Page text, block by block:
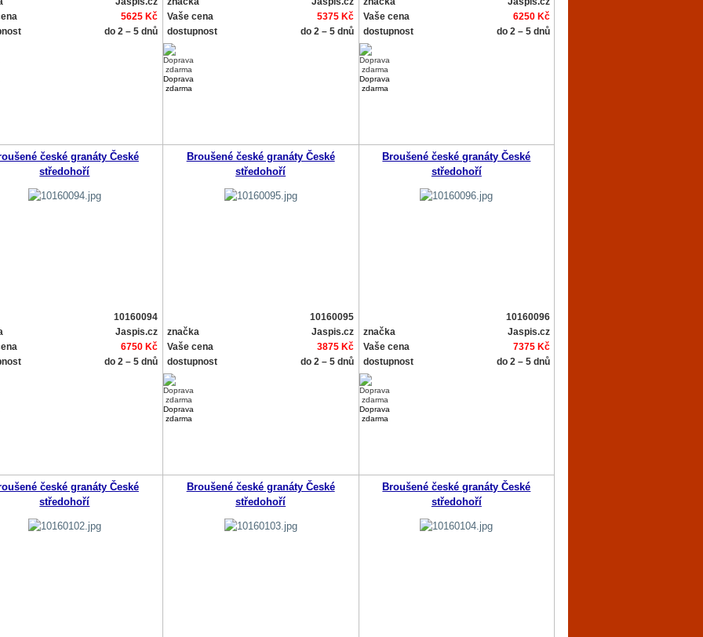
Jaspis.cz
5625 Kč
do 2 – 5 dnů
značka
Jaspis.cz
Vaše cena
5375 Kč
dostupnost
do 2 – 5 dnů
Doprava
zdarma
značka
Jaspis.cz
Vaše cena
6250 Kč
dostupnost
do 2 – 5 dnů
Doprava
zdarma
české granáty České
středohoří
10160094
Jaspis.cz
6750 Kč
do 2 – 5 dnů
Broušené české granáty České
středohoří
10160095
značka
Jaspis.cz
Vaše cena
3875 Kč
dostupnost
do 2 – 5 dnů
Doprava
zdarma
Broušené české granáty České
středohoří
10160096
značka
Jaspis.cz
Vaše cena
7375 Kč
dostupnost
do 2 – 5 dnů
Doprava
zdarma
české granáty České
středohoří
Broušené české granáty České
středohoří
Broušené české granáty České
středohoří